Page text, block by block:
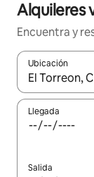
Alquileres
Encuentra y
Ubicación
Cuando los
Llegada
Salida